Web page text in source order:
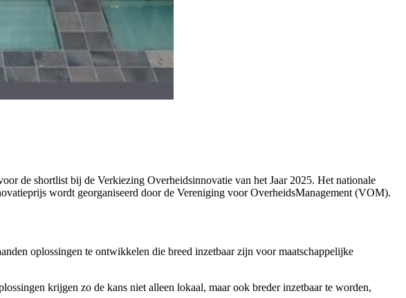
de shortlist bij de Verkiezing Overheidsinnovatie van het Jaar 2025. Het nationale
wordt georganiseerd door de Vereniging voor OverheidsManagement (VOM).
oplossingen te ontwikkelen die breed inzetbaar zijn voor maatschappelijke
krijgen zo de kans niet alleen lokaal, maar ook breder inzetbaar te worden,